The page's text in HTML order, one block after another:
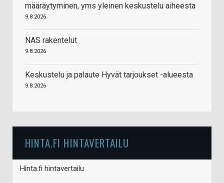
määräytyminen, yms yleinen keskustelu aiheesta
9.8.2026
NAS rakentelut
9.8.2026
Keskustelu ja palaute Hyvät tarjoukset -alueesta
9.8.2026
HINTA.FI HINTAVERTAILU
Hinta.fi hintavertailu